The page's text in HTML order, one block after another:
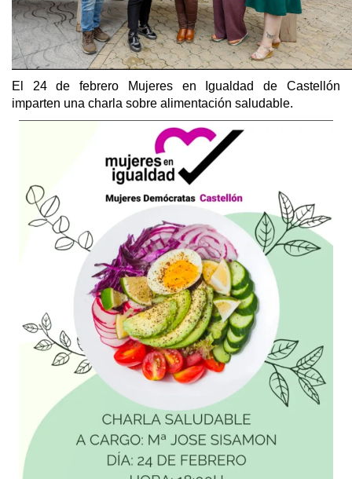
El 24 de febrero Mujeres en Igualdad de Castellón
imparten una charla sobre alimentación saludable.